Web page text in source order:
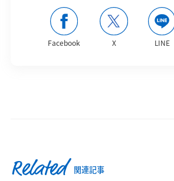
Facebook X LINE
Related 関連記事